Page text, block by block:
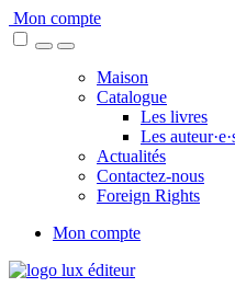
Skip
to
Mon compte
Maison
Catalogue
Les livres
Les
Actualités
Contactez-nous
Foreign Rights
Mon compte